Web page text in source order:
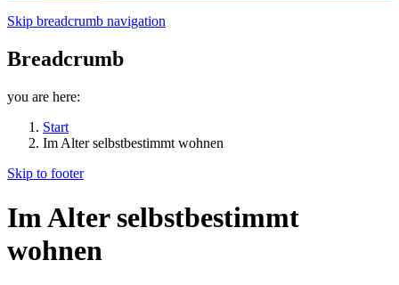
Skip breadcrumb navigation
Breadcrumb
you are here:
Start
Im Alter selbstbestimmt wohnen
Skip to footer
Im Alter selbstbestimmt
wohnen